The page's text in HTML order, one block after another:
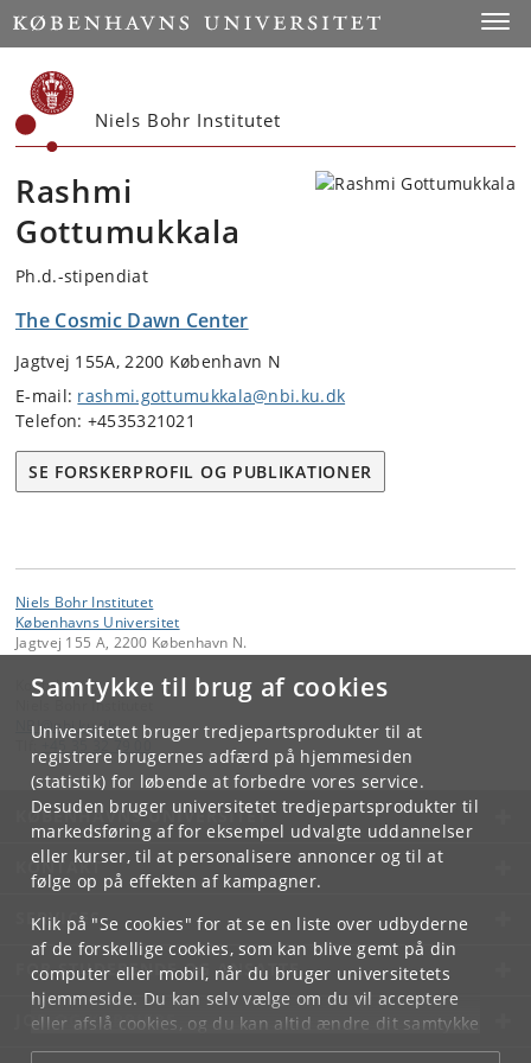
Samtykke til brug af cookies
Universitetet bruger tredjepartsprodukter til at
registrere brugernes adfærd på hjemmesiden
(statistik) for løbende at forbedre vores service.
Desuden bruger universitetet tredjepartsprodukter til
markedsføring af for eksempel udvalgte uddannelser
eller kurser, til at personalisere annoncer og til at
følge op på effekten af kampagner.
Klik på "Se cookies" for at se en liste over udbyderne
af de forskellige cookies, som kan blive gemt på din
computer eller mobil, når du bruger universitetets
hjemmeside. Du kan selv vælge om du vil acceptere
eller afslå cookies, og du kan altid ændre dit samtykke
underCookie- og privatlivspolitiksom du finder i
Start
Niels Bohr Institutet
Rashmi
Gottumukkala
Ph.d.-stipendiat
The Cosmic Dawn Center
Jagtvej 155A, 2200 København N
E-mail: rashmi.gottumukkala@nbi.ku.dk
Telefon: +4535321021
SE FORSKERPROFIL OG PUBLIKATIONER
Niels Bohr Institutet
Københavns Universitet
Jagtvej 155 A, 2200 København N.
Kontakt:
Niels Bohr Institutet
NBI@ nbi ku.dk
KØBENHAVNS UNIVERSITET
KONTAKT
SERVICES
FOR STUDERENDE OG ANSATTE
JOB OG KARRIERE